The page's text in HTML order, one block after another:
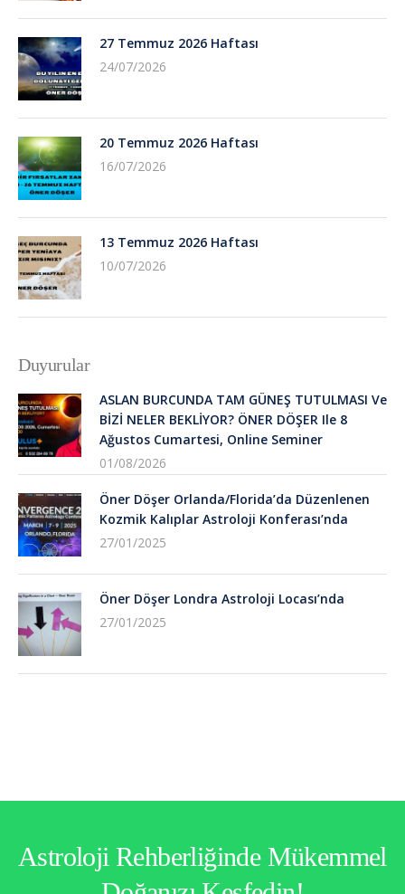
27 Temmuz 2026 Haftası
24/07/2026
20 Temmuz 2026 Haftası
16/07/2026
13 Temmuz 2026 Haftası
10/07/2026
Duyurular
ASLAN BURCUNDA TAM GÜNEŞ TUTULMASI Ve
BİZİ NELER BEKLİYOR? ÖNER DÖŞER Ile 8
Ağustos Cumartesi, Online Seminer
01/08/2026
Öner Döşer Orlanda/Florida’da Düzenlenen
Kozmik Kalıplar Astroloji Konferası’nda
27/01/2025
Öner Döşer Londra Astroloji Locası’nda
27/01/2025
Astroloji Rehberliğinde Mükemmel